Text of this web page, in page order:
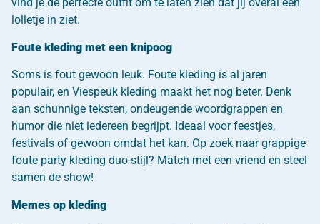
vind je de perfecte outfit om te laten zien dat jij overal een
lolletje in ziet.
Foute kleding met een knipoog
Soms is fout gewoon leuk. Foute kleding is al jaren
populair, en Viespeuk kleding maakt het nog beter. Denk
aan schunnige teksten, ondeugende woordgrappen en
humor die niet iedereen begrijpt. Ideaal voor feestjes,
festivals of gewoon omdat het kan. Op zoek naar grappige
foute party kleding duo-stijl? Match met een vriend en steel
samen de show!
Memes op kleding